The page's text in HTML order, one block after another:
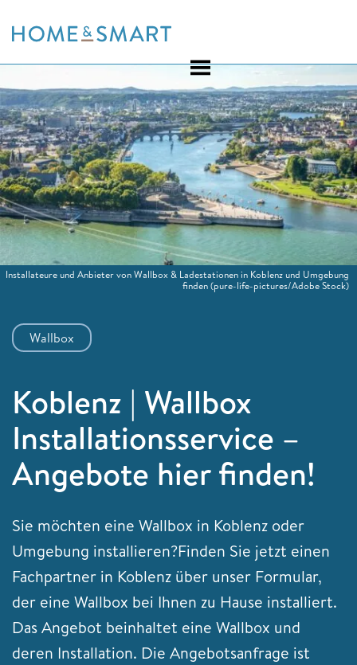
to
Wallbox
Koblenz | Wallbox
Installationsservice –
Angebote hier finden!
Sie möchten eine Wallbox in Koblenz oder
Umgebung installieren?Finden Sie jetzt einen
Fachpartner in Koblenz über unser Formular,
der eine Wallbox bei Ihnen zu Hause installiert.
Das Angebot beinhaltet eine Wallbox und
deren Installation. Die Angebotsanfrage ist
Installateure und Anbieter von Wallbox & Ladestationen in Koblenz und Umgebung
finden(pure-life-pictures/Adobe Stock)